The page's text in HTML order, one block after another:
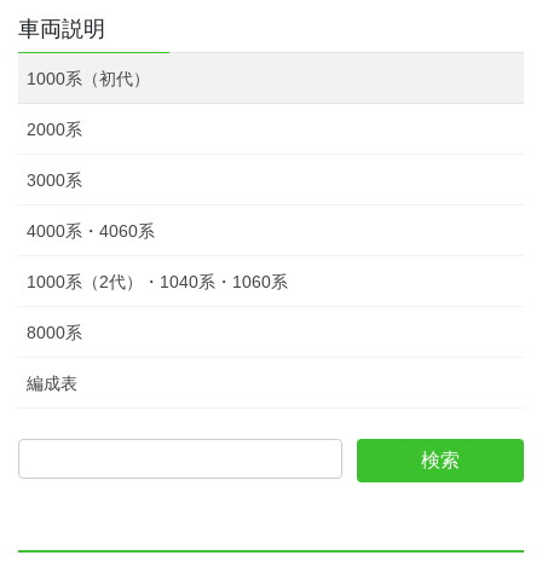
車両説明
1000系（初代）
2000系
3000系
4000系・4060系
1000系（2代）・1040系・1060系
8000系
編成表